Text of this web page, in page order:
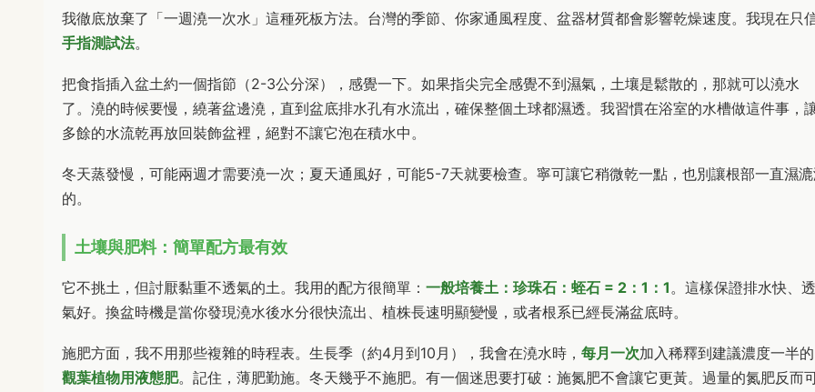
我徹底放棄了「一週澆一次水」這種死板方法。台灣的季節、你家通風程度、盆器材質都會影響乾燥速度。我現在只
手指測試法。
把食指插入盆土約一個指節（2-3公分深），感覺一下。如果指尖完全感覺不到濕氣，土壤是鬆散的，那就可以澆水
了。澆的時候要慢，繞著盆邊澆，直到盆底排水孔有水流出，確保整個土球都濕透。我習慣在浴室的水槽做這件事，
多餘的水流乾再放回裝飾盆裡，絕對不讓它泡在積水中。
冬天蒸發慢，可能兩週才需要澆一次；夏天通風好，可能5-7天就要檢查。寧可讓它稍微乾一點，也別讓根部一直濕
的。
土壤與肥料：簡單配方最有效
它不挑土，但討厭黏重不透氣的土。我用的配方很簡單： 一般培養土：珍珠石：蛭石 = 2：1：1。這樣保證排水快、透
氣好。換盆時機是當你發現澆水後水分很快流出、植株長速明顯變慢，或者根系已經長滿盆底時。
施肥方面，我不用那些複雜的時程表。生長季（約4月到10月），我會在澆水時， 每月一次加入稀釋到建議濃度一半的
觀葉植物用液態肥。記住，薄肥勤施。冬天幾乎不施肥。有一個迷思要打破：施氮肥不會讓它更黃。過量的氮肥反而